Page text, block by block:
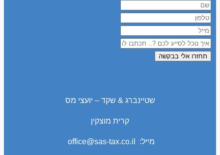
תחזרו אלי בבקשה
שטיינברג & שקד – יועצי מס
קרית מוצקין
מייל: office@sas-tax.co.il